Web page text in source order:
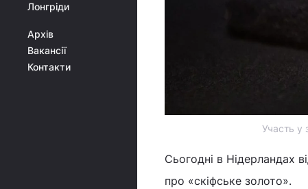
Лонгріди
Архів
Вакансії
Контакти
Участь у
Сьогодні в Нідерландах
про «скіфське золото».